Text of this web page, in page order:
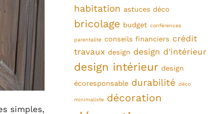
simples,
habitation astuces déco
bricolage budget conférences
parentalité conseils financiers crédit
travaux design design d'intérieur
design intérieur design
écoresponsable durabilité déco
minimaliste décoration